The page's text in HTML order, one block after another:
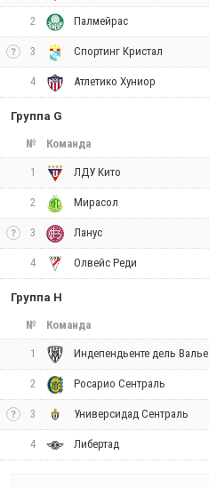
2 Палмейрас
3 Спортинг Кристал
4 Атлетико Хуниор
Группа G
№ Команда
1 ЛДУ Кито
2 Мирасол
3 Ланус
4 Олвейс Реди
Группа H
№ Команда
1 Индепендьенте дель Валье
2 Росарио Сентраль
3 Универсидад Сентраль
4 Либертад